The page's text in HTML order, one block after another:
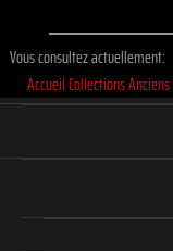
Vous consultez actuellement:
AccueilCollectionsAnciens